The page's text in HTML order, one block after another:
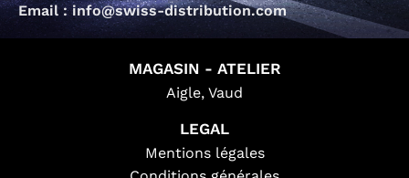
Email : info@swiss-distribution.com
MAGASIN - ATELIER
Aigle, Vaud
LEGAL
Mentions légales